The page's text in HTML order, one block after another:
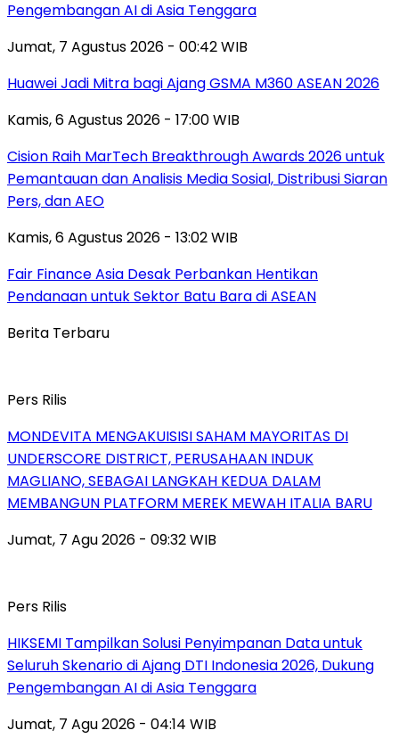
Pengembangan AI di Asia Tenggara
Jumat, 7 Agustus 2026 - 00:42 WIB
Huawei Jadi Mitra bagi Ajang GSMA M360 ASEAN 2026
Kamis, 6 Agustus 2026 - 17:00 WIB
Cision Raih MarTech Breakthrough Awards 2026 untuk
Pemantauan dan Analisis Media Sosial, Distribusi Siaran
Pers, dan AEO
Kamis, 6 Agustus 2026 - 13:02 WIB
Fair Finance Asia Desak Perbankan Hentikan
Pendanaan untuk Sektor Batu Bara di ASEAN
Berita Terbaru
Pers Rilis
MONDEVITA MENGAKUISISI SAHAM MAYORITAS DI
UNDERSCORE DISTRICT, PERUSAHAAN INDUK
MAGLIANO, SEBAGAI LANGKAH KEDUA DALAM
MEMBANGUN PLATFORM MEREK MEWAH ITALIA BARU
Jumat, 7 Agu 2026 - 09:32 WIB
Pers Rilis
HIKSEMI Tampilkan Solusi Penyimpanan Data untuk
Seluruh Skenario di Ajang DTI Indonesia 2026, Dukung
Pengembangan AI di Asia Tenggara
Jumat, 7 Agu 2026 - 04:14 WIB